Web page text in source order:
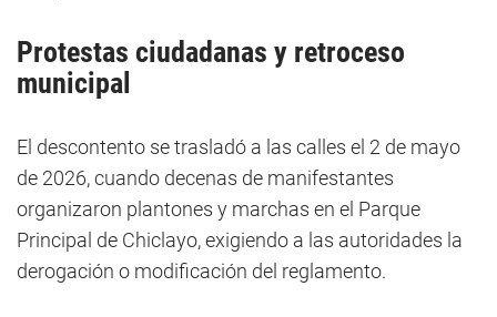
Protestas ciudadanas y retroceso
municipal
El descontento se trasladó a las calles el 2 de mayo
de 2026, cuando decenas de manifestantes
organizaron plantones y marchas en el Parque
Principal de Chiclayo, exigiendo a las autoridades la
derogación o modificación del reglamento.